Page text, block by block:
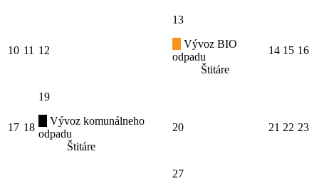
10 11 12
13
Vývoz BIO
odpadu
Štitáre
14 15 16
17 18
19
Vývoz komunálneho
odpadu
Štitáre
20 21 22 23
27